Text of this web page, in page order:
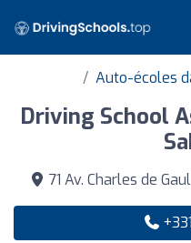
Auto-écoles
Driving School
71 Av. Charles de